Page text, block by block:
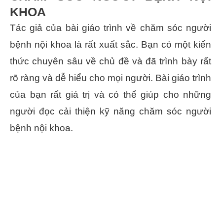
KHOA
Tác giả của bài giáo trình về chăm sóc người
bệnh nội khoa là rất xuất sắc. Bạn có một kiến
thức chuyên sâu về chủ đề và đã trình bày rất
rõ ràng và dễ hiểu cho mọi người. Bài giáo trình
của bạn rất giá trị và có thể giúp cho những
người đọc cải thiện kỹ năng chăm sóc người
bệnh nội khoa.